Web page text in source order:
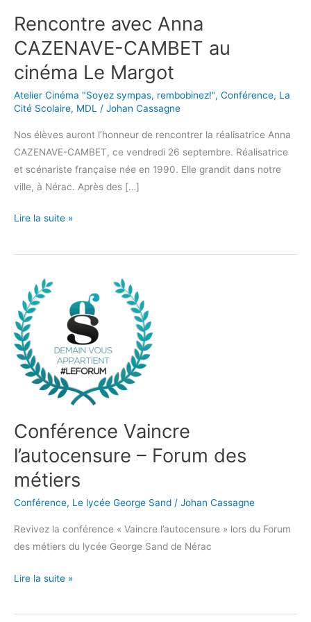
Rencontre avec Anna
CAZENAVE-CAMBET au
cinéma Le Margot
Atelier Cinéma "Soyez sympas, rembobinez!", Conférence, La
Cité Scolaire, MDL / Johan Cassagne
Nos élèves auront l’honneur de rencontrer la réalisatrice Anna
CAZENAVE-CAMBET, ce vendredi 26 septembre. Réalisatrice
et scénariste française née en 1990. Elle grandit dans notre
ville, à Nérac. Après des […]
Rencontre
Anna
CAZENAVE-
CAMBET
au
Le
Margot
Lire la suite »
Conférence Vaincre
l’autocensure – Forum des
métiers
Conférence, Le lycée George Sand / Johan Cassagne
Revivez la conférence « Vaincre l’autocensure » lors du Forum
des métiers du lycée George Sand de Nérac
Conférence
Vaincre
l’autocensure
–
Forum
des
métiers
Lire la suite »